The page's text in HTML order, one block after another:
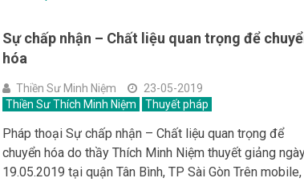
Sự chấp nhận – Chất liệu quan trọng để
hóa
Thiền Sư Minh Niệm
23-05-2019
Thiền Sư Thích Minh Niệm
Thuyết pháp
Pháp thoại Sự chấp nhận – Chất liệu quan trọng để
chuyển hóa do thầy Thích Minh Niệm thuyết giảng
19.05.2019 tại quận Tân Bình, TP Sài Gòn Trên mobile,